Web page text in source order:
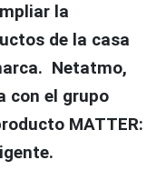
la
de la casa
Netatmo,
con el grupo
MATTER: